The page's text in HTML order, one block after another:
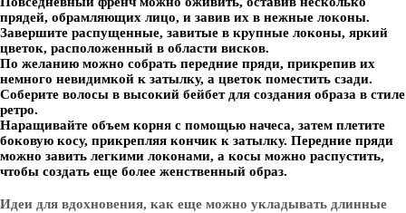
прядей, обрамляющих лицо, и завив их в нежные локоны.
Завершите распущенные, завитые в крупные локоны, яркий
цветок, расположенный в области висков.
По желанию можно собрать передние пряди, прикрепив их
немного невидимкой к затылку, а цветок поместить сзади.
Соберите волосы в высокий бейбет для создания образа в стиле
ретро.
Наращивайте объем корня с помощью начеса, затем плетите
боковую косу, прикрепляя кончик к затылку. Передние пряди
можно завить легкими локонами, а косы можно распустить,
чтобы создать еще более женственный образ.
Идеи для вдохновения, как еще можно укладывать длинные